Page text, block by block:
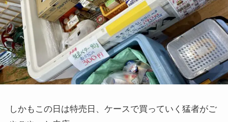
しかもこの日は特売日、ケースで買っていく猛者がご